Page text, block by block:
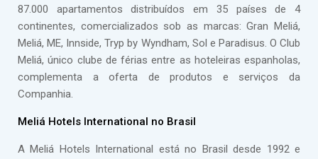
87.000 apartamentos distribuídos em 35 países de 4
continentes, comercializados sob as marcas: Gran Meliá,
Meliá, ME, Innside, Tryp by Wyndham, Sol e Paradisus. O Club
Meliá, único clube de férias entre as hoteleiras espanholas,
complementa a oferta de produtos e serviços da
Companhia.
Meliá Hotels International no Brasil
A Meliá Hotels International está no Brasil desde 1992 e